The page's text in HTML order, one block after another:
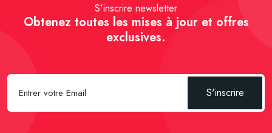
S'inscrire newsletter
Obtenez toutes les mises à jour et offres
exclusives.
S'inscrire